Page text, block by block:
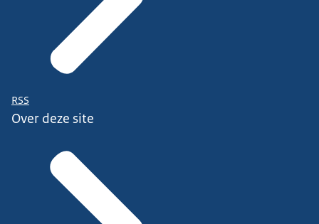
RSS
Over deze site